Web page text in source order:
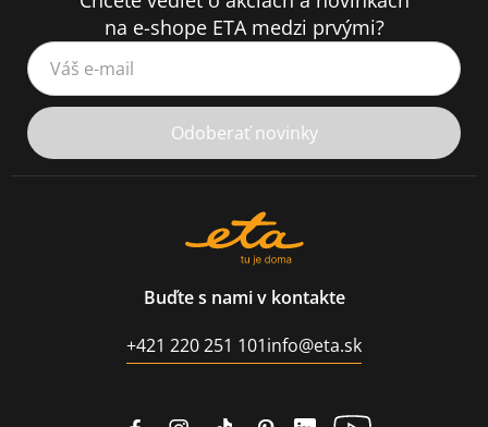
na e-shope ETA medzi prvými?
Váš e-mail
Odoberať novinky
Buďte s nami v kontakte
+421 220 251 101info@eta.sk